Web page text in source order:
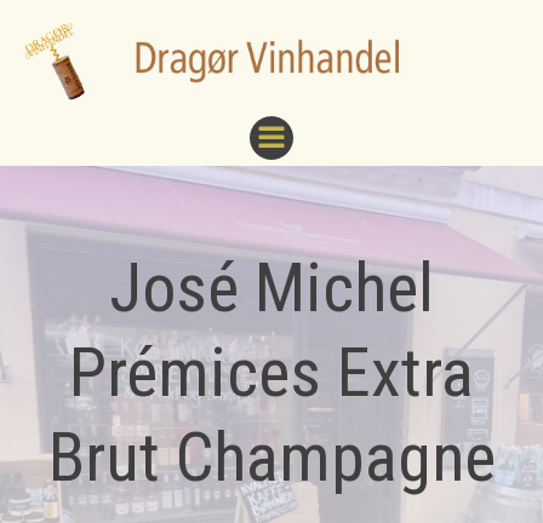
indhold
José Michel
Prémices Extra
Brut Champagne